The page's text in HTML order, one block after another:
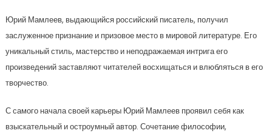
Юрий Мамлеев, выдающийся российский писатель, получил
заслуженное признание и призовое место в мировой литературе. Его
уникальный стиль, мастерство и неподражаемая интрига его
произведений заставляют читателей восхищаться и влюбляться в его
творчество.
С самого начала своей карьеры Юрий Мамлеев проявил себя как
взыскательный и остроумный автор. Сочетание философии,